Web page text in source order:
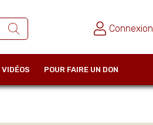
Connexion
VIDÉOS POUR FAIRE UN DON